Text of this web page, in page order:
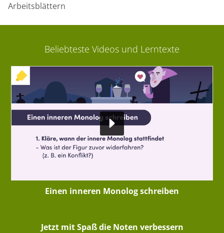
Arbeitsblättern
Beliebteste Videos und Lerntexte
Einen inneren Monolog schreiben
Jetzt mit Spaß die Noten verbessern